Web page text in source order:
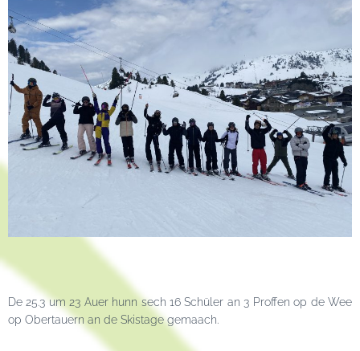
De 25.3 um 23 Auer hunn sech 16 Schüler an 3 Proffen op de Wee
op Obertauern an de Skistage gemaach.